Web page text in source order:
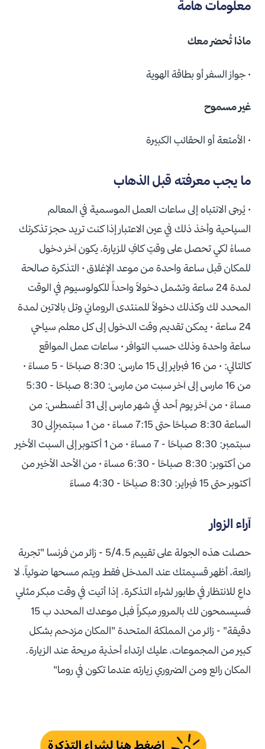
معلومات هامة
ماذا تُحضر معك
• جواز السفر أو بطاقة الهوية
غير مسموح
• الأمتعة أو الحقائب الكبيرة
ما يجب معرفته قبل الذهاب
• يُرجى الانتباه إلى ساعات العمل الموسمية في المعالم
السياحية وأخذ ذلك في عين الاعتبار إذا كنت تريد حجز تذكرتك
مساءُ لكي تحصل على وقتٍ كافٍ للزيارة، يكون آخر دخول
للمكان قبل ساعة واحدة من موعد الإغلاق • التذكرة صالحة
لمدة 24 ساعة وتشمل دخولاً واحداً للكولوسيوم في الوقت
المحدد لك وكذلك دخولاً للمنتدى الروماني وتل بالاتين لمدة
24 ساعة • يمكن تقديم وقت الدخول إلى كل معلم سياحي
ساعة واحدة وذلك حسب التوافر • ساعات عمل المواقع
كالتالي: • من 16 فبراير إلى 15 مارس: 8:30 صباحًا - 5 مساءً •
من 16 مارس إلى آخر سبت من مارس: 8:30 صباحًا - 5:30
مساءً • من آخر يوم أحد في شهر مارس إلى 31 أغسطس: من
الساعة 8:30 صباحًا حتى 7:15 مساءً • من 1 سبتمبرإلى 30
سبتمبر: 8:30 صباحًا - 7 مساءً • من 1 أكتوبر إلى السبت الأخير
من أكتوبر: 8:30 صباحًا - 6:30 مساءً • من الأحد الأخير من
أكتوبر حتى 15 فبراير: 8:30 صباحًا - 4:30 مساءً
آراء الزوار
حصلت هذه الجولة على تقييم 5/4.5 - زائر من فرنسا "تجربة
رائعة، أظهر قسيمتك عند المدخل فقط ويتم مسحها ضوئياً، لا
داعِ للانتظار في طابور لشراء التذكرة. إذا أتيت في وقت مبكر مثلي
فسيسمحون لك بالمرور مبكراً فبل موعدك المحدد ب 15
دقيقة" - زائر من المملكة المتحدة "المكان مزدحم بشكل
كبير من المجموعات، عليك ارتداء أحذية مريحة عند الزيارة.
المكان رائع ومن الضروري زيارته عندما تكون في روما"